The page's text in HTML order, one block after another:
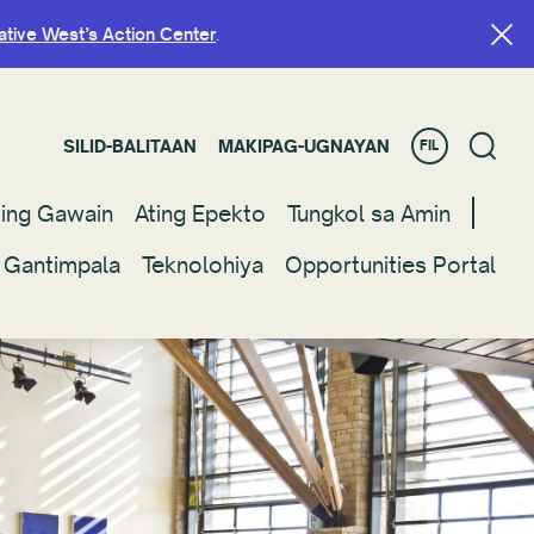
West’s Action Center.
SILID-BALITAAN MAKIPAG-UGNAYAN FIL
Gawain Ating Epekto
Tungkol sa Amin
Teknolohiya Opportunities Portal
West’s Action Center.
SILID-BALITAAN MAKIPAG-UGNAYAN FIL
Gawain Ating Epekto
Tungkol sa Amin
Teknolohiya Opportunities Portal